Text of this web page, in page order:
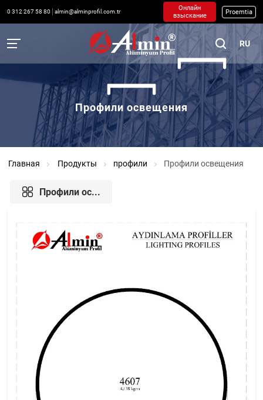
0 312 267 58 80 almin@alminprofil.com.tr
Онлайн
взыскание
Proemtia
RU
Профили освещения
Главная Продукты профили Профили освещения
Профили ос...